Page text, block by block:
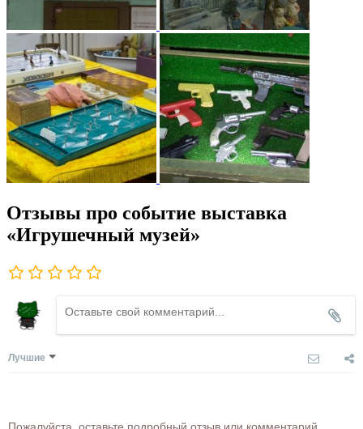
Отзывы про событие выставка
«Игрушечный музей»
Лучшие